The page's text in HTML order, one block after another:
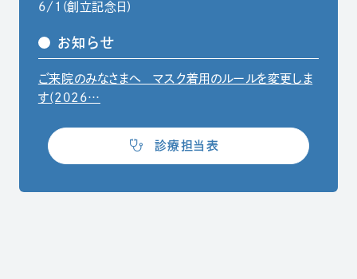
6/1(創立記念日)
お知らせ
ご来院のみなさまへ マスク着用のルールを変更しま
す(2026…
診療担当表
（別ウィンドウで開きます）